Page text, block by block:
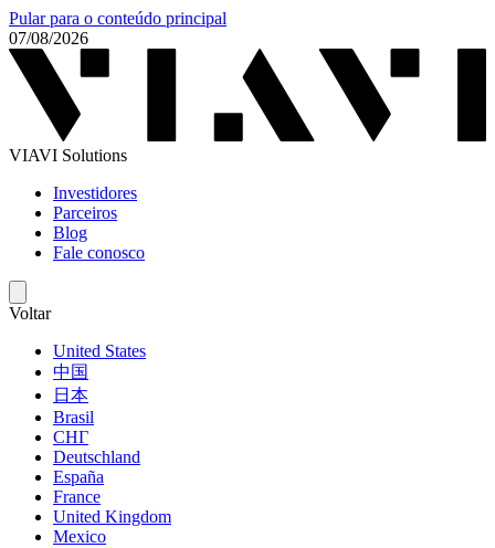
Pular para o conteúdo principal
07/08/2026
VIAVI Solutions
Investidores
Parceiros
Blog
Fale conosco
Voltar
United States
中国
日本
Brasil
СНГ
Deutschland
España
France
United Kingdom
Mexico